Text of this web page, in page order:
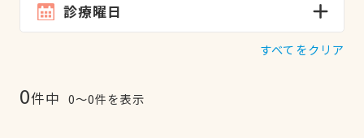
診療曜日
すべてをクリア
0件中 0〜0件を表示